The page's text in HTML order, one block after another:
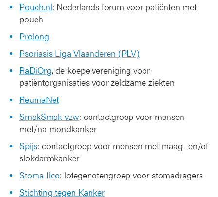
Pouch.nl: Nederlands forum voor patiënten met
pouch
Prolong
Psoriasis Liga Vlaanderen (PLV)
RaDiOrg, de koepelvereniging voor
patiëntorganisaties voor zeldzame ziekten
ReumaNet
SmakSmak vzw: contactgroep voor mensen
met/na mondkanker
Spijs: contactgroep voor mensen met maag- en/of
slokdarmkanker
Stoma Ilco: lotegenotengroep voor stomadragers
Stichting tegen Kanker